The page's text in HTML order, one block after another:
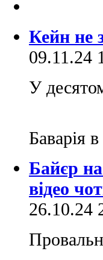
Кейн не
09.11.24
У
Баварія
Байєр
відео
26.10.24